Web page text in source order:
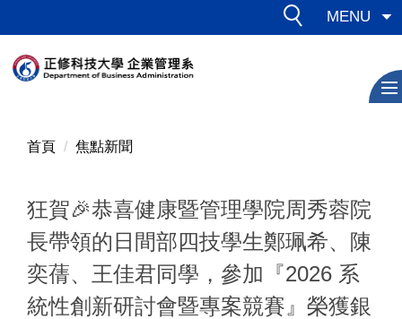
到
主
要
MENU
首頁 焦點新聞
狂賀🎉恭喜健康暨管理學院周秀蓉院
長帶領的日間部四技學生鄭珮希、陳
奕蒨、王佳君同學，參加『2026 系
統性創新研討會暨專案競賽』榮獲銀